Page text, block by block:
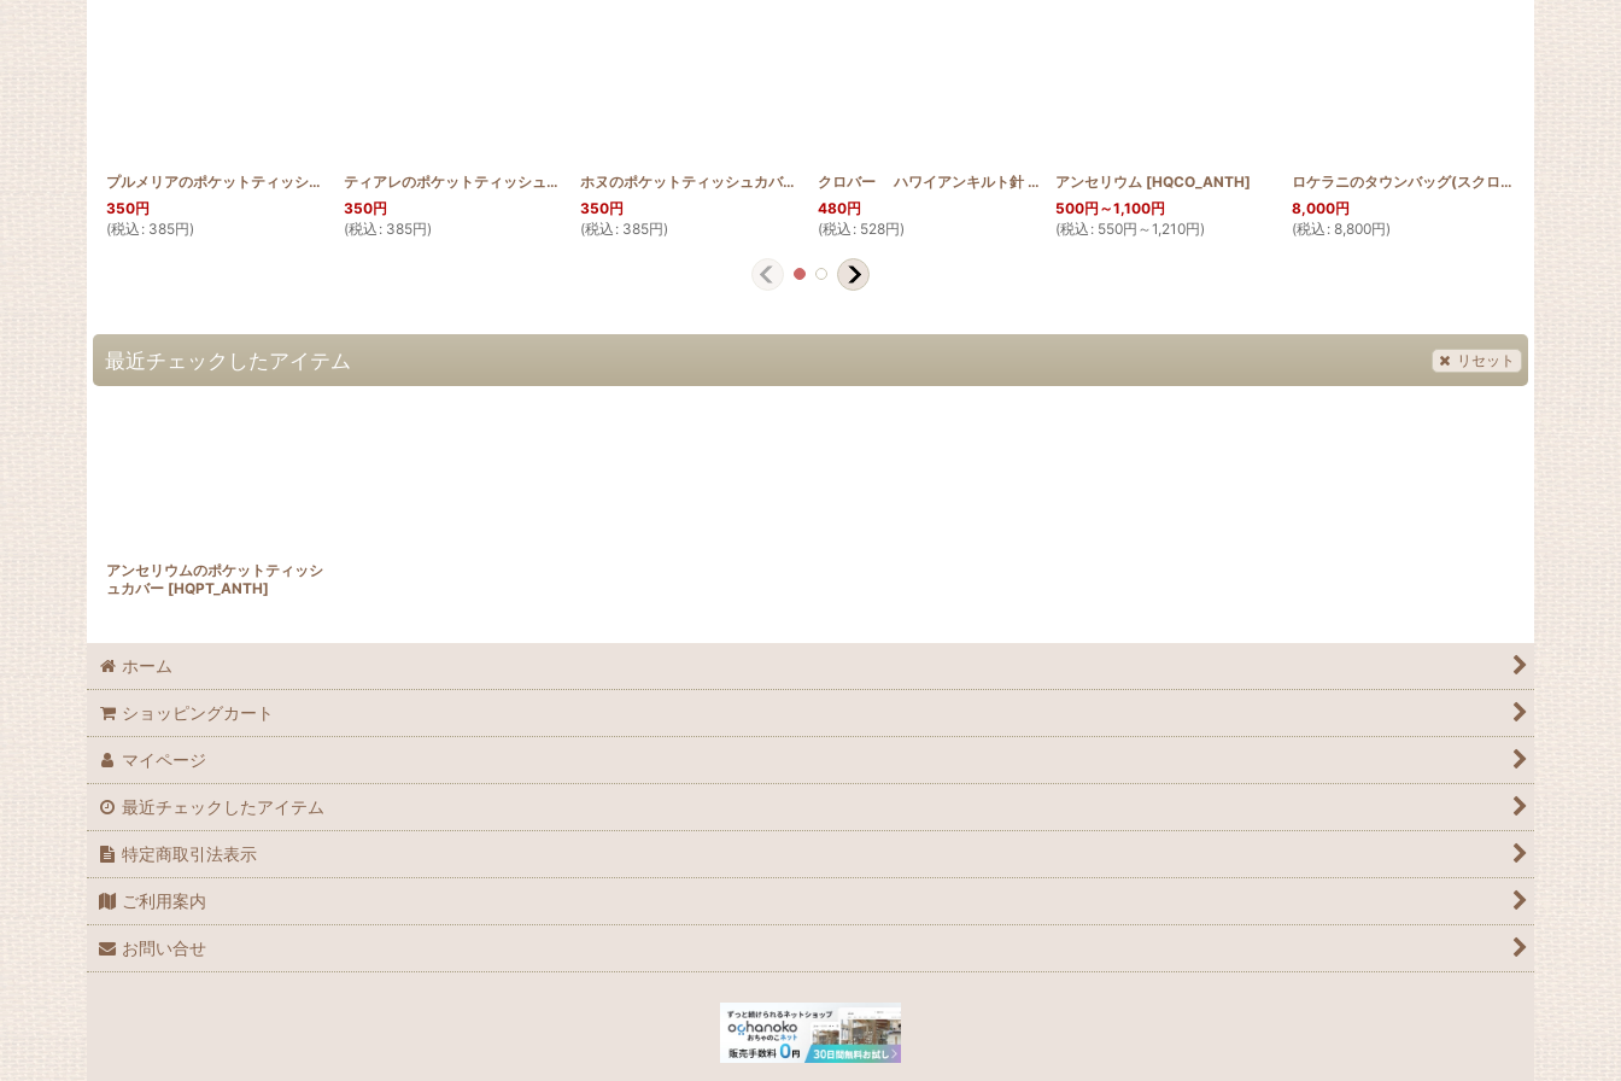
プルメリアのポケットティッシュカバー [HQPT_PLU]
350円
(税込 : 385円)
ティアレのポケットティッシュカバー [HQPT_TIA ]
350円
(税込 : 385円)
ホヌのポケットティッシュカバー HQPT_HONU]
350円
(税込 : 385円)
クロバー ハワイアンキルト針 セット [SWKN00005]
480円
(税込 : 528円)
アンセリウム [HQCO_ANTH]
500円 ～1,100円
(税込 : 550円 ～1,210円)
ロケラニのタウンバッグ(スクロールデザイン)
8,000円
(税込 : 8,800円)
最近チェックしたアイテム リセット
アンセリウムのポケットティッシ
ュカバー [HQPT_ANTH]
ホーム
ショッピングカート
マイページ
最近チェックしたアイテム
特定商取引法表示
ご利用案内
お問い合せ